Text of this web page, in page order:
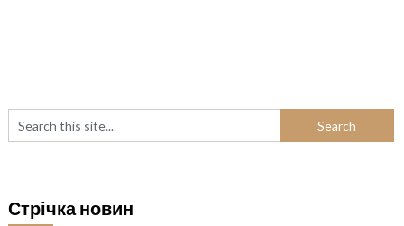
Стрічка новин